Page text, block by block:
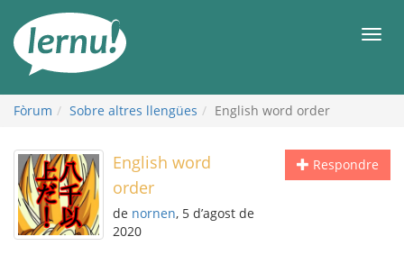
contingut
Fòrum Sobre altres llengües English word order
Respondre
English word
order
de nornen, 5 d’agost de
2020